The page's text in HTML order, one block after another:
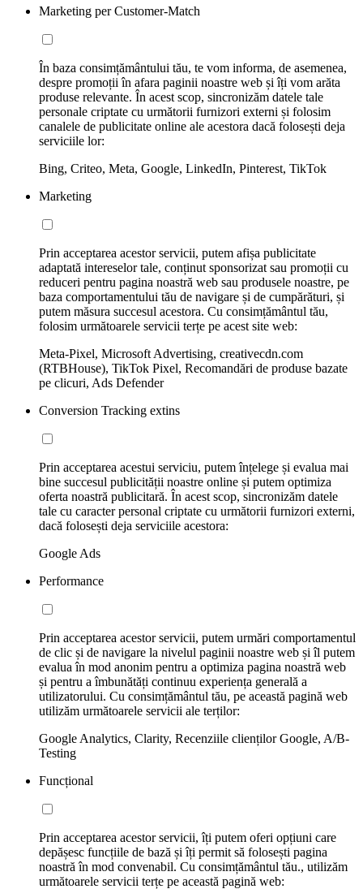
Marketing per Customer-Match
În baza consimțământului tău, te vom informa, de asemenea,
despre promoții în afara paginii noastre web și îți vom arăta
produse relevante. În acest scop, sincronizăm datele tale
personale criptate cu următorii furnizori externi și folosim
canalele de publicitate online ale acestora dacă folosești deja
serviciile lor:
Bing, Criteo, Meta, Google, LinkedIn, Pinterest, TikTok
Marketing
Prin acceptarea acestor servicii, putem afișa publicitate
adaptată intereselor tale, conținut sponsorizat sau promoții cu
reduceri pentru pagina noastră web sau produsele noastre, pe
baza comportamentului tău de navigare și de cumpărături, și
putem măsura succesul acestora. Cu consimțământul tău,
folosim următoarele servicii terțe pe acest site web:
Meta-Pixel, Microsoft Advertising, creativecdn.com
(RTBHouse), TikTok Pixel, Recomandări de produse bazate
pe clicuri, Ads Defender
Conversion Tracking extins
Prin acceptarea acestui serviciu, putem înțelege și evalua mai
bine succesul publicității noastre online și putem optimiza
oferta noastră publicitară. În acest scop, sincronizăm datele
tale cu caracter personal criptate cu următorii furnizori externi,
dacă folosești deja serviciile acestora:
Google Ads
Performance
Prin acceptarea acestor servicii, putem urmări comportamentul
de clic și de navigare la nivelul paginii noastre web și îl putem
evalua în mod anonim pentru a optimiza pagina noastră web
și pentru a îmbunătăți continuu experiența generală a
utilizatorului. Cu consimțământul tău, pe această pagină web
utilizăm următoarele servicii ale terților:
Google Analytics, Clarity, Recenziile clienților Google, A/B-
Testing
Funcțional
Prin acceptarea acestor servicii, îți putem oferi opțiuni care
depășesc funcțiile de bază și îți permit să folosești pagina
noastră în mod convenabil. Cu consimțământul tău., utilizăm
următoarele servicii terțe pe această pagină web: